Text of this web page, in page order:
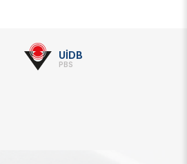
UİDB
PBS